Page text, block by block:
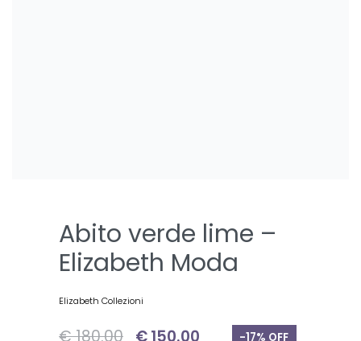
Abito verde lime –
Elizabeth Moda
Elizabeth Collezioni
-17% OFF